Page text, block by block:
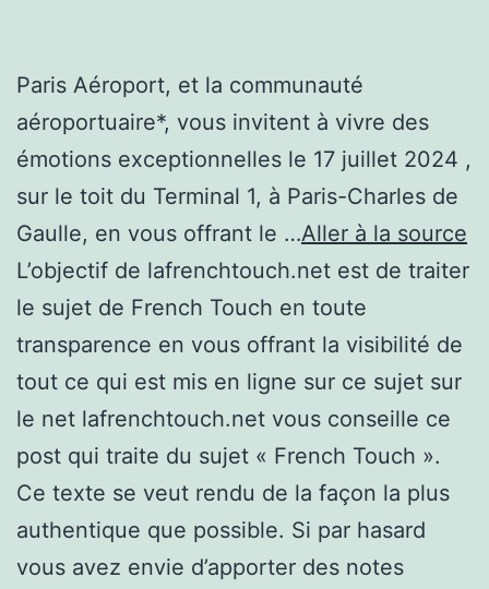
Paris Aéroport, et la communauté
aéroportuaire*, vous invitent à vivre des
émotions exceptionnelles le 17 juillet 2024 ,
sur le toit du Terminal 1, à Paris-Charles de
Gaulle, en vous offrant le …Aller à la source
L’objectif de lafrenchtouch.net est de traiter
le sujet de French Touch en toute
transparence en vous offrant la visibilité de
tout ce qui est mis en ligne sur ce sujet sur
le net lafrenchtouch.net vous conseille ce
post qui traite du sujet « French Touch ».
Ce texte se veut rendu de la façon la plus
authentique que possible. Si par hasard
vous avez envie d’apporter des notes